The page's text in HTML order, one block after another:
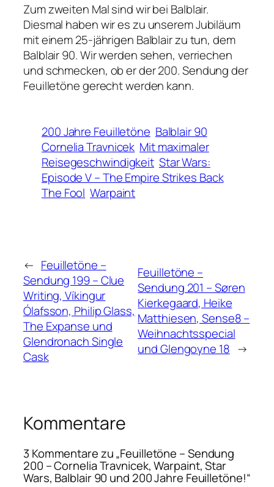
Zum zweiten Mal sind wir bei Balblair.
Diesmal haben wir es zu unserem Jubiläum
mit einem 25-jährigen Balblair zu tun, dem
Balblair 90. Wir werden sehen, verriechen
und schmecken, ob er der 200. Sendung der
Feuilletöne gerecht werden kann.
200 Jahre Feuilletöne Balblair 90
Cornelia Travnicek Mit maximaler
Reisegeschwindigkeit Star Wars:
Episode V – The Empire Strikes Back
The Fool Warpaint
← Feuilletöne –
Sendung 199 – Clue
Writing, Víkingur
Ólafsson, Philip Glass,
The Expanse und
Glendronach Single
Cask
Feuilletöne –
Sendung 201 – Søren
Kierkegaard, Heike
Matthiesen, Sense8 –
Weihnachtsspecial
und Glengoyne 18 →
Kommentare
3 Kommentare zu „Feuilletöne – Sendung
200 – Cornelia Travnicek, Warpaint, Star
Wars, Balblair 90 und 200 Jahre Feuilletöne!“